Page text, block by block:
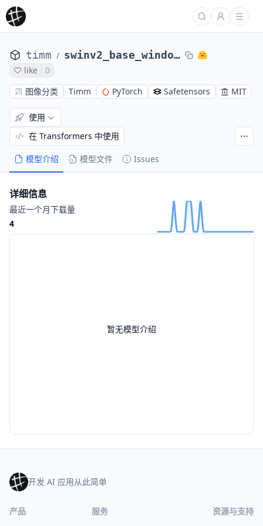
timm / swinv2_base_window12to24_192to384.ms_in22k_ft_in1k
like
0
图像分类
Timm PyTorch Safetensors MIT
模型介绍 模型文件 Issues
使用
在 Transformers 中使用
暂无模型介绍
详细信息
最近一个月下载量
4
开发 AI 应用从此简单
产品 服务 资源与支持